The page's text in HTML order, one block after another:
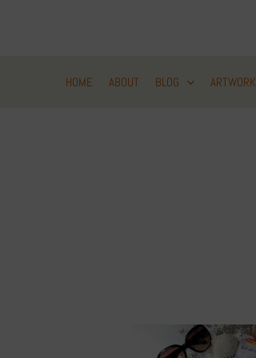
HOME ABOUT BLOG ARTWORK